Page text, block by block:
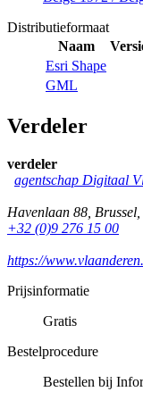
Distributieformaat
Naam
Esri Shape
GML
Verdeler
verdeler
agentschap Digitaal
Havenlaan 88 Brussel
+32 (0)9 276 15 00
https://
Prijsinformatie
Gratis
Bestelprocedure
Bestellen bij